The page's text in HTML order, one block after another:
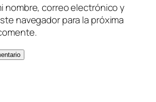
nombre, correo electrónico y
navegador para la próxima